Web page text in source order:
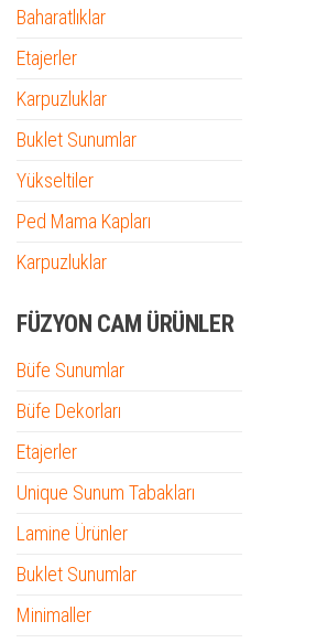
Baharatlıklar
Etajerler
Karpuzluklar
Buklet Sunumlar
Yükseltiler
Ped Mama Kapları
Karpuzluklar
FÜZYON CAM ÜRÜNLER
Büfe Sunumlar
Büfe Dekorları
Etajerler
Unique Sunum Tabakları
Lamine Ürünler
Buklet Sunumlar
Minimaller